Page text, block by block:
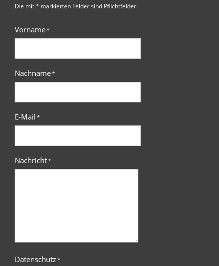
Die mit * markierten Felder sind Pflichtfelder
Vorname*
Nachname*
E-Mail*
Nachricht*
Datenschutz*